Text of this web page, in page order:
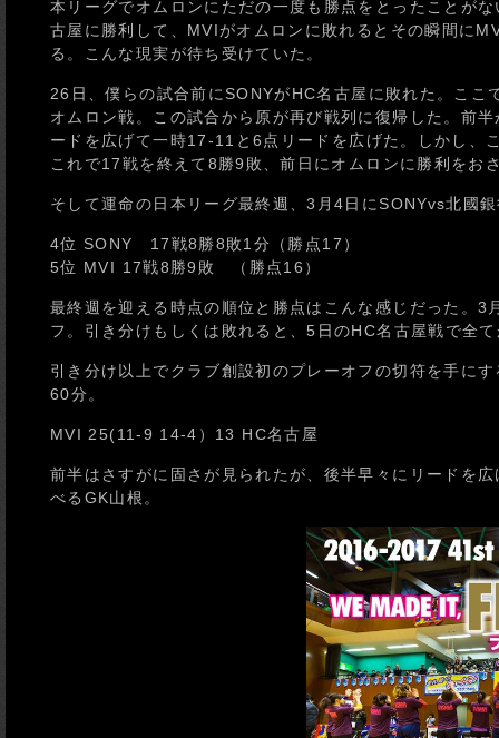
本リーグでオムロンにただの一度も勝点をとったことが
古屋に勝利して、MVIがオムロンに敗れるとその瞬間に
る。こんな現実が待ち受けていた。
26日、僕らの試合前にSONYがHC名古屋に敗れた。こ
オムロン戦。この試合から原が再び戦列に復帰した。前
ードを広げて一時17-11と6点リードを広げた。しかし、
これで17戦を終えて8勝9敗、前日にオムロンに勝利をお
そして運命の日本リーグ最終週、3月4日にSONYvs北國
4位 SONY 17戦8勝8敗1分（勝点17）
5位 MVI 17戦8勝9敗 （勝点16）
最終週を迎える時点の順位と勝点はこんな感じだった。
フ。引き分けもしくは敗れると、5日のHC名古屋戦で全
引き分け以上でクラブ創設初のプレーオフの切符を手に
60分。
MVI 25(11-9 14-4）13 HC名古屋
前半はさすがに固さが見られたが、後半早々にリードを
べるGK山根。